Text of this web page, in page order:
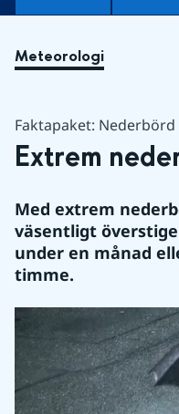
Meteorologi
Faktapaket: Nederbörd
Extrem
Med extrem
väsentligt
under en månad
timme.